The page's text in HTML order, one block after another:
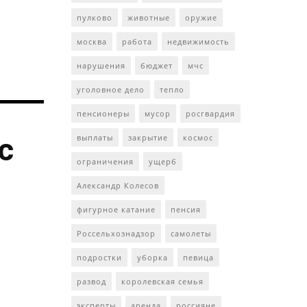
пулково животные оружие
москва работа недвижимость
нарушения бюджет мчс
уголовное дело тепло
пенсионеры мусор росгвардия
выплаты закрытие космос
ограничения ущерб
Александр Колесов
фигурное катание пенсия
Россельхознадзор самолеты
подростки уборка певица
развод королевская семья